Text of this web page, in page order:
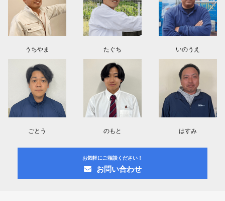
うちやま たぐち いのうえ
ごとう のもと はすみ
お気軽にご相談ください！
お問い合わせ